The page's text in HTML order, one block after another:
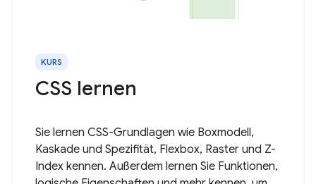
KURS
CSS lernen
Sie lernen CSS-Grundlagen wie Boxmodell,
Kaskade und Spezifität, Flexbox, Raster und Z-
Index kennen. Außerdem lernen Sie Funktionen,